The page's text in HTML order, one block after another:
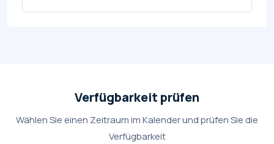
Verfügbarkeit prüfen
Wählen Sie einen Zeitraum im Kalender und prüfen Sie die
Verfügbarkeit